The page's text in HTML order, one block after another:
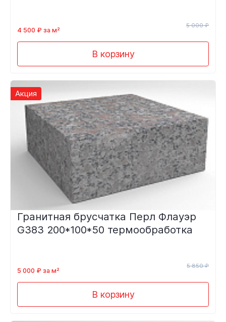
4 500 ₽ за м²
5 000 ₽
В корзину
Акция
Гранитная брусчатка Перл Флауэр
G383 200*100*50 термообработка
5 000 ₽ за м²
5 850 ₽
В корзину